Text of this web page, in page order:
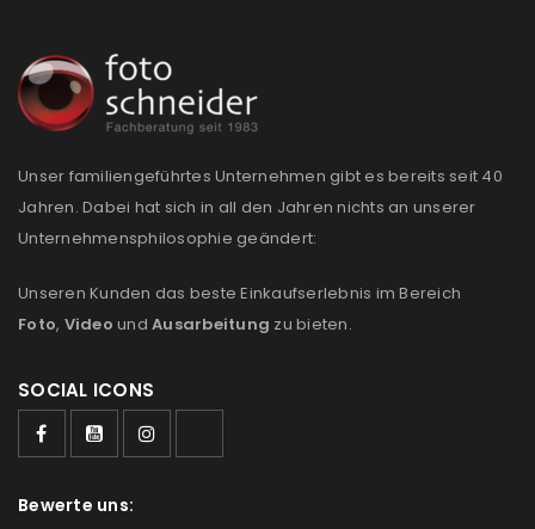
REGISTRIEREN
Unser familiengeführtes Unternehmen gibt es bereits seit 40
Jahren. Dabei hat sich in all den Jahren nichts an unserer
Unternehmensphilosophie geändert:
Unseren Kunden das beste Einkaufserlebnis im Bereich
Foto, Video und Ausarbeitung zu bieten.
SOCIAL ICONS
Bewerte uns: